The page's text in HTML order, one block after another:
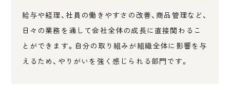
給与や経理、社員の働きやすさの改善、商品管理など、
日々の業務を通して会社全体の成長に直接関わるこ
とができます。自分の取り組みが組織全体に影響を与
えるため、やりがいを強く感じられる部門です。